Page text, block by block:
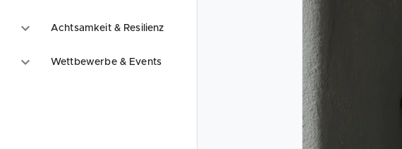
Achtsamkeit & Resilienz
Wettbewerbe & Events